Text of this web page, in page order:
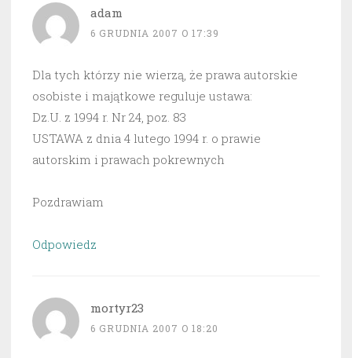
adam
6 GRUDNIA 2007 O 17:39
Dla tych którzy nie wierzą, że prawa autorskie
osobiste i majątkowe reguluje ustawa:
Dz.U. z 1994 r. Nr 24, poz. 83
USTAWA z dnia 4 lutego 1994 r. o prawie
autorskim i prawach pokrewnych
Pozdrawiam
Odpowiedz
mortyr23
6 GRUDNIA 2007 O 18:20